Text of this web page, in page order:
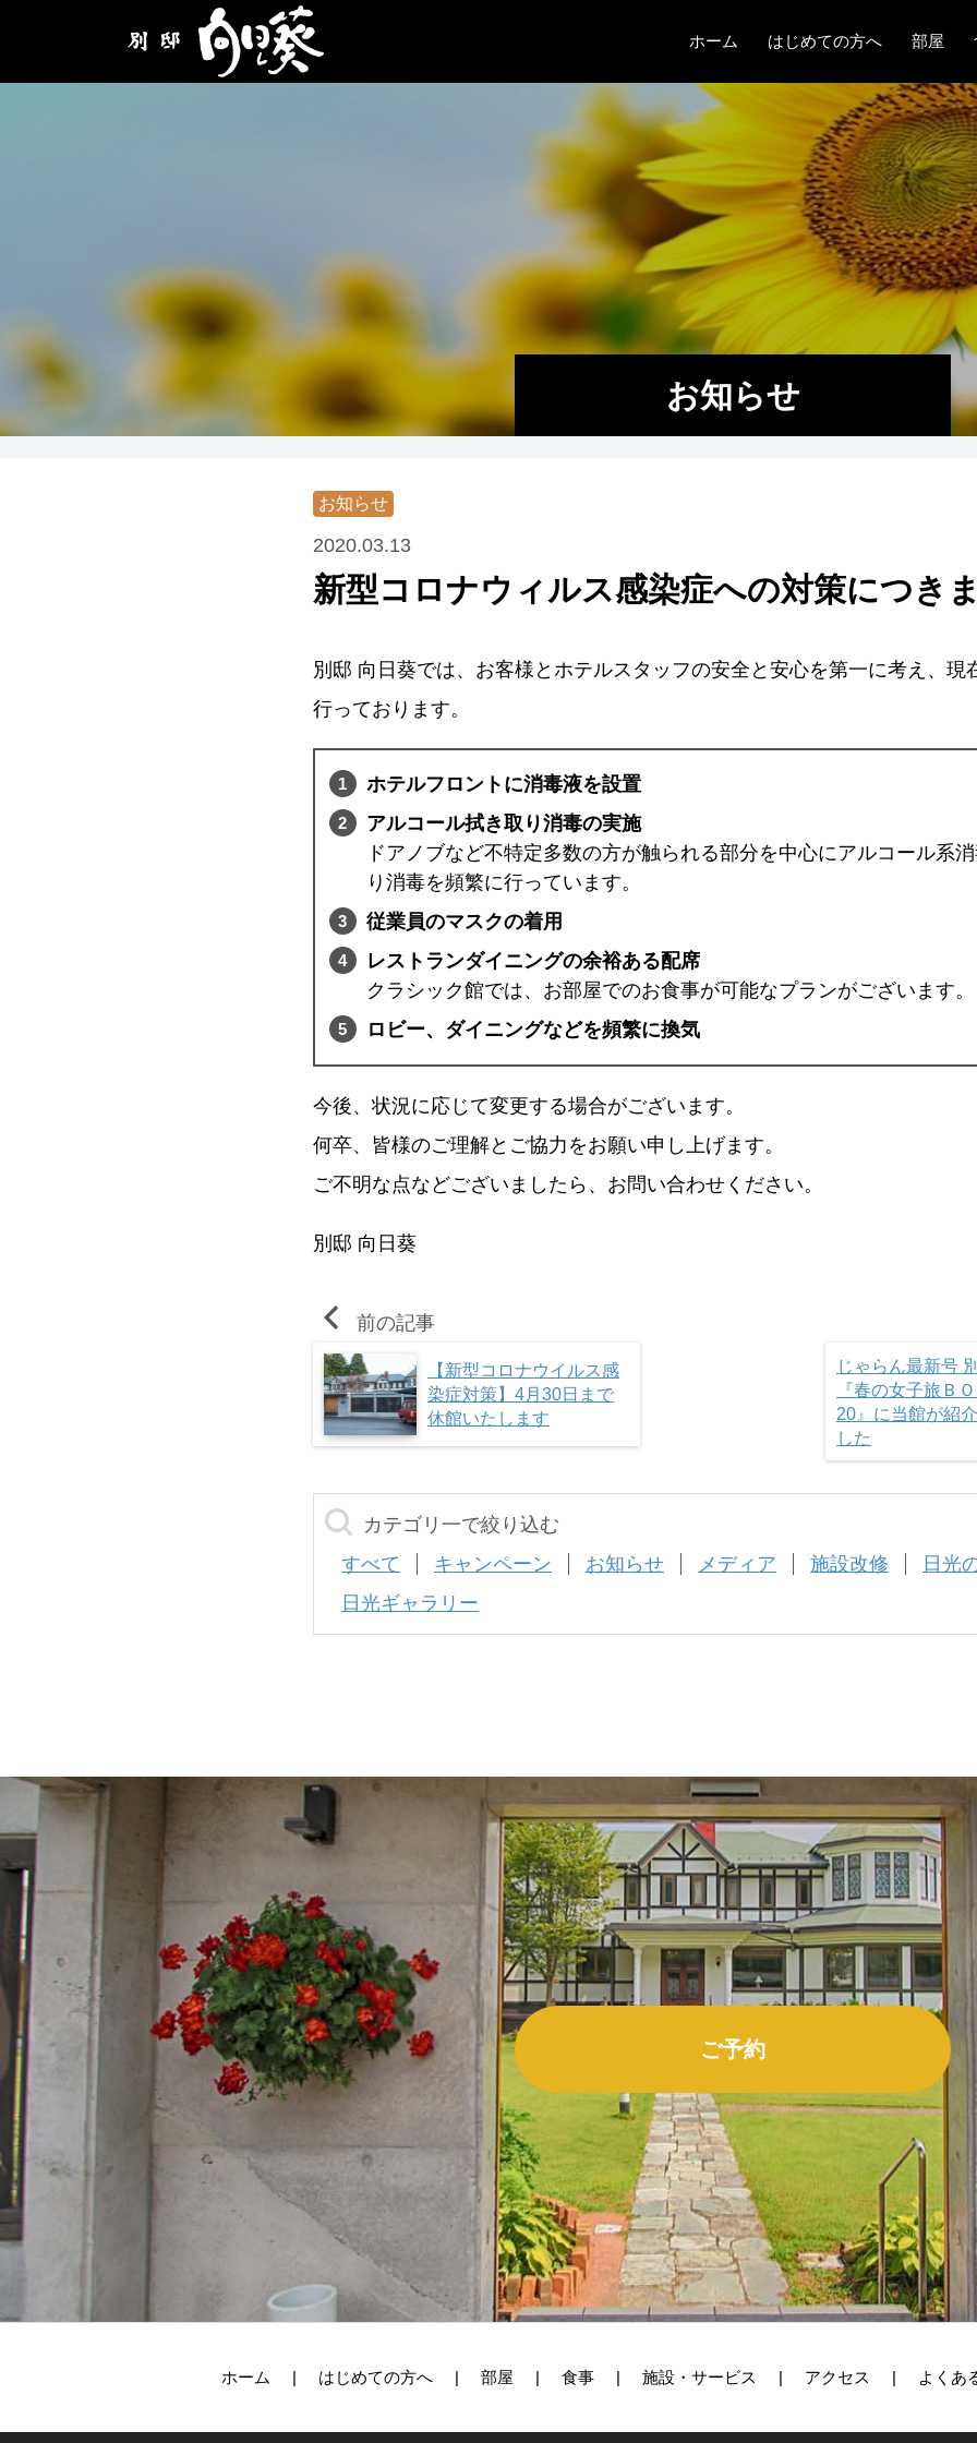
ホーム はじめての方へ
ものがたり
部屋
クラシ
メゾネ
フラッ
紫陽花
お知らせ
お知らせ
2020.03.13
新型コロナウィルス感染症への対策につき
別邸 向日葵では、お客様とホテルスタッフの安全と安心を第一に考え、現
行っております。
ホテルフロントに消毒液を設置
アルコール拭き取り消毒の実施
ドアノブなど不特定多数の方が触られる部分を中心にアルコール系
り消毒を頻繁に行っています。
従業員のマスクの着用
レストランダイニングの余裕ある配席
クラシック館では、お部屋でのお食事が可能なプランがございます。
ロビー、ダイニングなどを頻繁に換気
今後、状況に応じて変更する場合がございます。
何卒、皆様のご理解とご協力をお願い申し上げます。
ご不明な点などございましたら、お問い合わせください。
別邸 向日葵
前の記事
【新型コロナウイルス感
染症対策】4月30日まで
休館いたします
じゃらん最新号
『春の女子旅Ｂ
20』に当館が紹
した
カテゴリ一で絞り込む
すべて
キャンペーン お知らせ メディア 施設改修
日光
日光ギャラリー
ご予約
ホーム はじめての方へ 部屋 食事 施設・サービス アクセス よくあ